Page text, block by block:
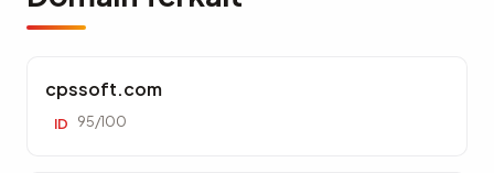
cpssoft.com
ID 95/100